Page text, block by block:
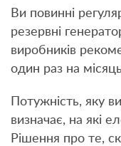
Ви повинні
резервні
виробників
один раз на
Потужність, яку
визначає, на які
Рішення про те,